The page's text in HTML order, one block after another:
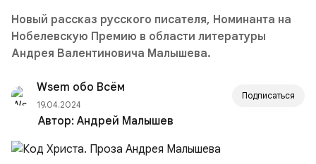
Новый рассказ русского писателя, Номинанта на
Нобелевскую Премию в области литературы
Андрея Валентиновича Малышева.
Wsem обо Всём
19.04.2024
Подписаться
Автор: Андрей Малышев